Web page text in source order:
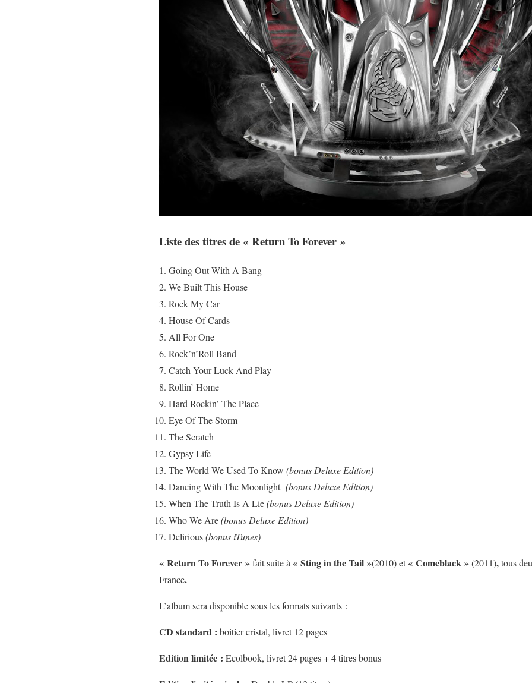
Liste des titres de« Return To Forever »
Going Out With A Bang
We Built This House
Rock My Car
House Of Cards
All For One
Rock’n’Roll Band
Catch Your Luck And Play
Rollin’ Home
Hard Rockin’ The Place
Eye Of The Storm
The Scratch
Gypsy Life
The World We Used To Know (bonus Deluxe Edition)
Dancing With The Moonlight (bonus Deluxe Edition)
When The Truth Is A Lie(bonus Deluxe Edition)
Who We Are(bonus Deluxe Edition)
Delirious(bonus iTunes)
« Return To Forever »fait suite à « Sting in the Tail »(2010) et« Comeblack »(2011),tous
France.
L’album sera disponible sous les formats suivants :
CD standard : boitier cristal, livret 12 pages
Edition limitée : Ecolbook, livret 24 pages + 4 titres bonus